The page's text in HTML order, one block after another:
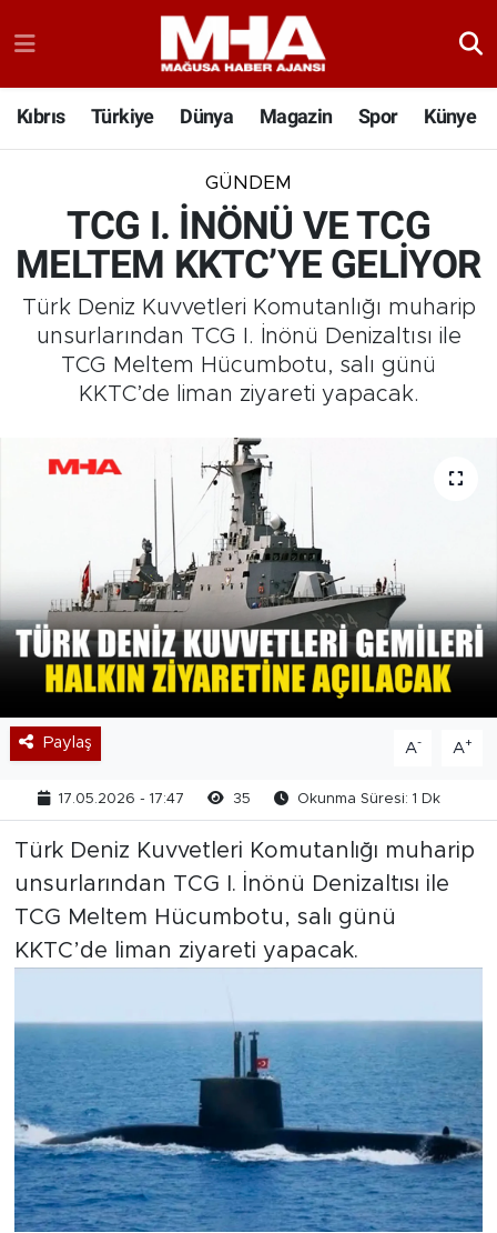
Kıbrıs Türkiye Dünya Magazin Spor Künye
GÜNDEM
TCG I. İNÖNÜ VE TCG
MELTEM KKTC’YE GELİYOR
Türk Deniz Kuvvetleri Komutanlığı muharip
unsurlarından TCG I. İnönü Denizaltısı ile
TCG Meltem Hücumbotu, salı günü
KKTC’de liman ziyareti yapacak.
Paylaş A- A+
17.05.2026 - 17:47 35 Okunma Süresi: 1 Dk
Türk Deniz Kuvvetleri Komutanlığı muharip
unsurlarından TCG I. İnönü Denizaltısı ile
TCG Meltem Hücumbotu, salı günü
KKTC’de liman ziyareti yapacak.